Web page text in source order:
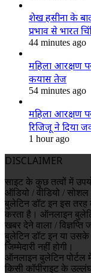
शेख हसीना के
प्रभाव से भारत
44 minutes ago
महिला आरक्षण
कयास तेज
54 minutes ago
महिला आरक्षण
रिजिजू ने दिया
1 hour ago
DISCLAIMER
साइट के कुछ तत्वों में
ऑडियो / वीडियो /
बुलेटिन डॉट इन इस तरह
करता है। ऑनलाइन
खबर देने वाला / विज्ञप्ति
बुलेटिन डॉट इन या उसके
जिम्मेदारी नहीं होगी।
ऑनलाइन बुलेटिन पोर्टल
किसी कॉपीराइट के